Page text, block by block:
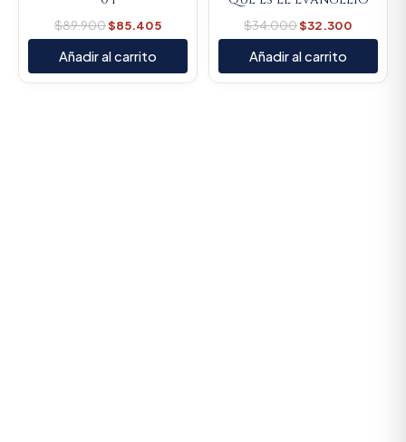
$89.900$85.405
Añadir al carrito
$34.000$32.300
Añadir al carrito